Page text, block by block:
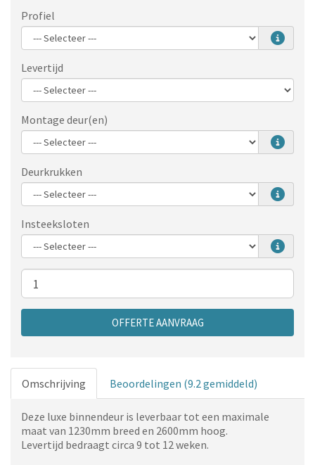
Profiel
Levertijd
Montage deur(en)
Deurkrukken
Insteeksloten
Aantal
OFFERTE AANVRAAG
Omschrijving Beoordelingen (9.2 gemiddeld)
Deze luxe binnendeur is leverbaar tot een maximale
maat van 1230mm breed en 2600mm hoog.
Levertijd bedraagt circa 9 tot 12 weken.